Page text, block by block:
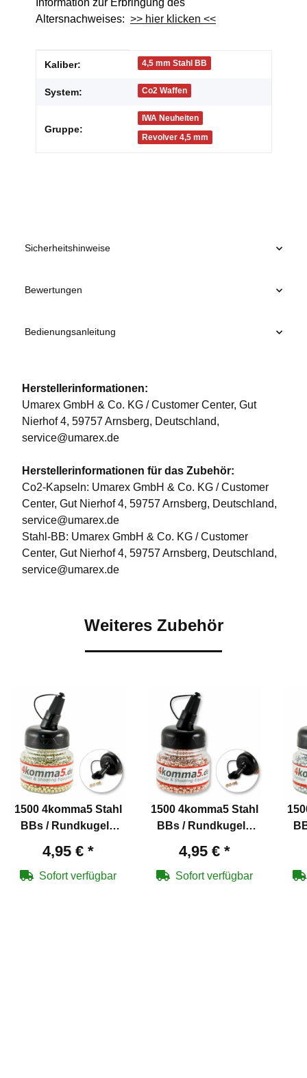
Information zur Erbringung des
Altersnachweises: >> hier klicken <<
Produkteigenschaft
Wert
Kaliber: 4,5 mm Stahl BB
System: Co2 Waffen
Gruppe:
IWA Neuheiten
Revolver 4,5 mm
Sicherheitshinweise
Bewertungen
Bedienungsanleitung
Herstellerinformationen:
Umarex GmbH & Co. KG / Customer Center, Gut
Nierhof 4, 59757 Arnsberg, Deutschland,
service@umarex.de
Herstellerinformationen für das Zubehör:
Co2-Kapseln: Umarex GmbH & Co. KG / Customer
Center, Gut Nierhof 4, 59757 Arnsberg, Deutschland,
service@umarex.de
Stahl-BB: Umarex GmbH & Co. KG / Customer
Center, Gut Nierhof 4, 59757 Arnsberg, Deutschland,
service@umarex.de
Weiteres Zubehör
1500 4komma5 Stahl
BBs / Rundkugeln
Messing überzogen
für Co2-Waffen
4,95 € *
Sofort verfügbar
1500 4komma5 Stahl
BBs / Rundkugeln
verkupfert für Co2-
Waffen
4,95 € *
Sofort verfügbar